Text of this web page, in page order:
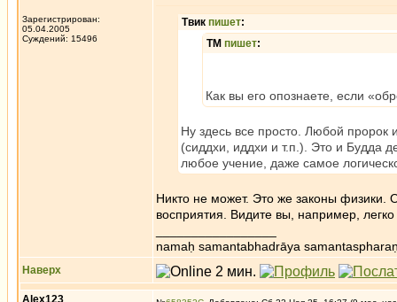
Зарегистрирован:
05.04.2005
Суждений: 15496
Твик пишет:
ТМ пишет:
Как вы его опознаете, если
Ну здесь все просто. Любой пророк
(сиддхи, иддхи и т.п.). Это и Будда
любое учение, даже самое
Никто не может. Это же законы физики.
восприятия. Видите вы, например, легко
namaḥ samantabhadrāya
Наверх
Alex123